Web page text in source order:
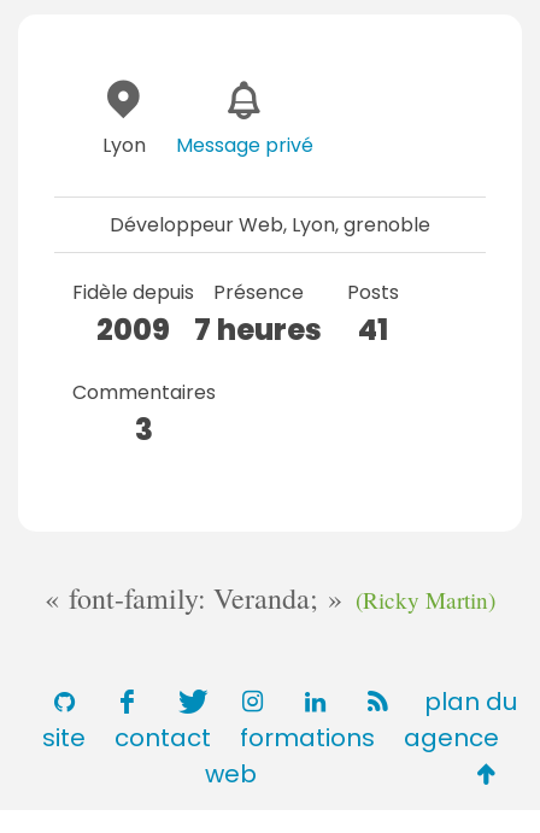
Lyon Message privé
Développeur Web, Lyon, grenoble
Fidèle depuis
2009
Présence
7 heures
Posts
41
Commentaires
3
font-family: Veranda; (Ricky Martin)
plan du
site
contact formations
agence
web